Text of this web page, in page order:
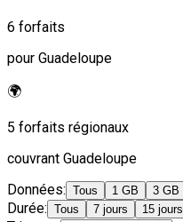
6 forfaits
pour Guadeloupe
🌍
5 forfaits régionaux
couvrant Guadeloupe
Données: Tous 1 GB 3 GB
Durée: Tous 7 jours 15 jours